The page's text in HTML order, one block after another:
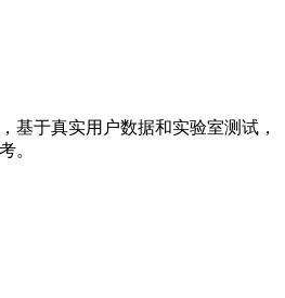
基于真实用户数据和实验室测试，
。